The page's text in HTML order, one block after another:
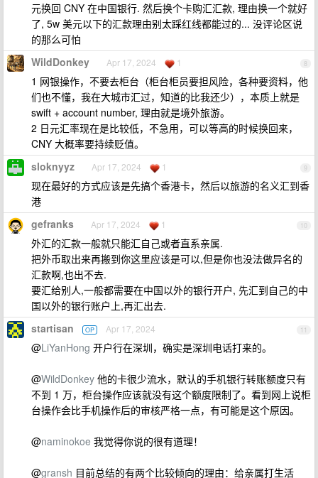
元换回 CNY 在中国银行. 然后换个卡购汇汇款, 理由换一个就好
了, 5w 美元以下的汇款理由别太踩红线都能过的... 没评论区说
的那么可怕
8
WildDonkey Apr 17, 2024 1
1 网银操作，不要去柜台（柜台柜员要担风险，各种要资料，他
们也不懂，我在大城市汇过，知道的比我还少），本质上就是
swift + account number, 理由就是境外旅游。
2 日元汇率现在是比较低，不急用，可以等高的时候换回来，
CNY 大概率要持续贬值。
9
sloknyyz Apr 17, 2024 1
现在最好的方式应该是先搞个香港卡，然后以旅游的名义汇到香
港
10
gefranks Apr 17, 2024 1
外汇的汇款一般就只能汇自己或者直系亲属.
把外币取出来再搬到你这里应该是可以,但是你也没法做异名的
汇款啊,也出不去.
要汇给别人,一般都需要在中国以外的银行开户, 先汇到自己的中
国以外的银行账户上,再汇出去.
11
startisan OP Apr 17, 2024
@LiYanHong 开户行在深圳，确实是深圳电话打来的。
@WildDonkey 他的卡很少流水，默认的手机银行转账额度只有
不到 1 万，柜台操作应该就没有这个额度限制了。看到网上说柜
台操作会比手机操作后的审核严格一点，有可能是这个原因。
@naminokoe 我觉得你说的很有道理！
@gransh 目前总结的有两个比较倾向的理由：给亲属打生活